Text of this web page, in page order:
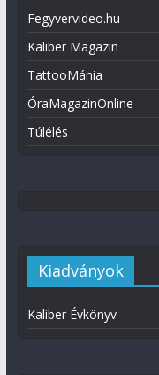
Fegyvervideo.hu
Kaliber Magazin
TattooMánia
ÓraMagazinOnline
Túlélés
Kiadványok
Kaliber Évkönyv